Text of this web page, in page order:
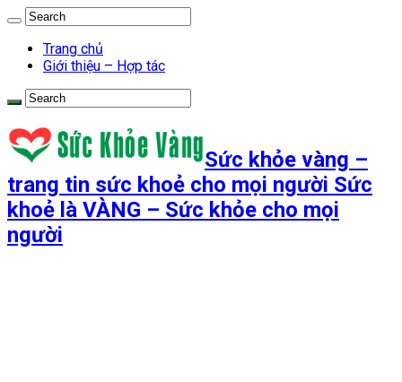
Trang chủ
Giới thiệu – Hợp tác
Sức khỏe vàng –
trang tin sức khoẻ cho mọi người Sức
khoẻ là VÀNG – Sức khỏe cho mọi
người